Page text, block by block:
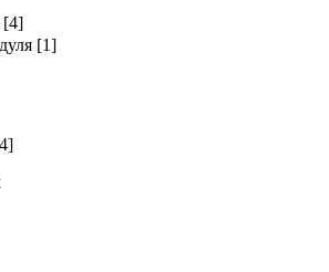
[4]
[1]